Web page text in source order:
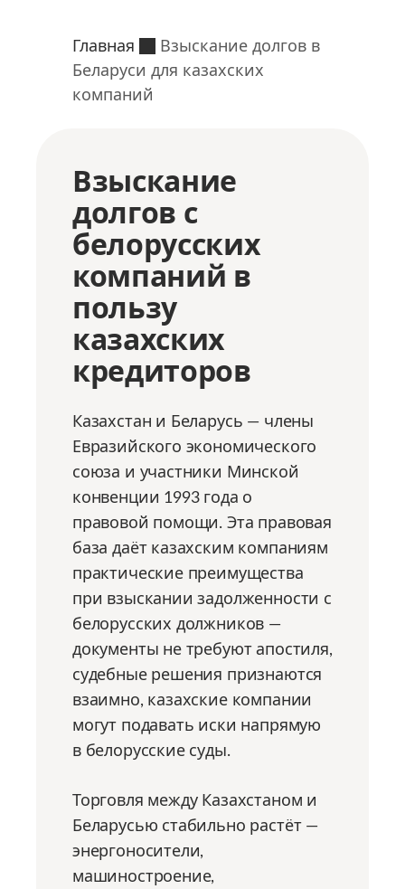
Главная
Взыскание долгов в
Беларуси для казахских
компаний
Взыскание
долгов с
белорусских
компаний в
пользу
казахских
кредиторов
Казахстан и Беларусь — члены
Евразийского экономического
союза и участники Минской
конвенции 1993 года о
правовой помощи. Эта правовая
база даёт казахским компаниям
практические преимущества
при взыскании задолженности с
белорусских должников —
документы не требуют апостиля,
судебные решения признаются
взаимно, казахские компании
могут подавать иски напрямую
в белорусские суды.
Торговля между Казахстаном и
Беларусью стабильно растёт —
энергоносители,
машиностроение,